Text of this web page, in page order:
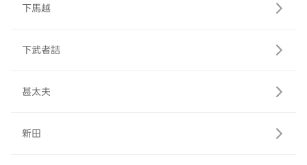
下馬越
下武者詰
甚太夫
新田